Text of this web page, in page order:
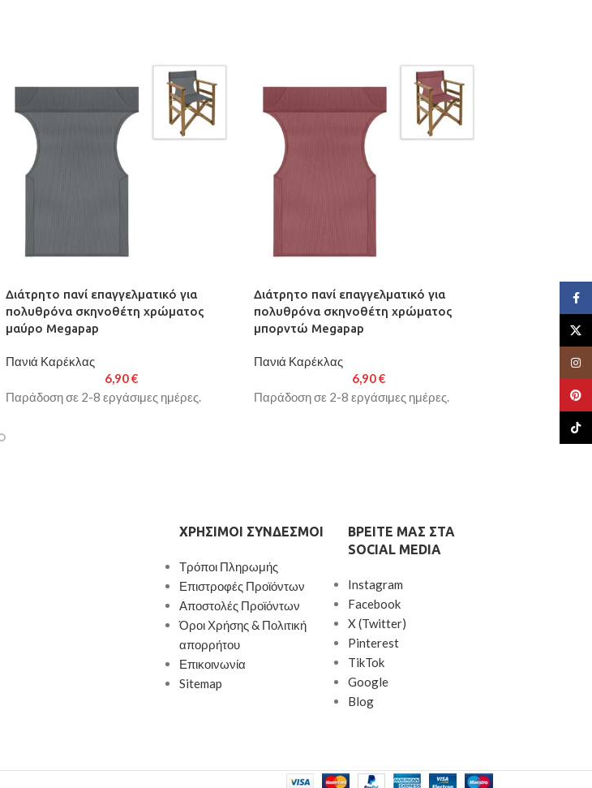
Διάτρητο πανί επαγγελματικό για
πολυθρόνα σκηνοθέτη χρώματος
μαύρο Megapap
Πανιά Καρέκλας
6,90€
Παράδοση σε 2-8 εργάσιμες ημέρες.
Διάτρητο πανί επαγγελματικό για
πολυθρόνα σκηνοθέτη χρώματος
μπορντώ Megapap
Πανιά Καρέκλας
6,90€
Παράδοση σε 2-8 εργάσιμες ημέρες.
Διάτρητο πανί
πολυθρόνα
πορτοκαλί
Πανιά Καρέκλας
Παράδοση σε 2-
ΧΡΉΣΙΜΟΙ ΣΎΝΔΕΣΜΟΙ
Τρόποι Πληρωμής
Επιστροφές Προϊόντων
Αποστολές Προϊόντων
Όροι Χρήσης & Πολιτική
απορρήτου
Επικοινωνία
Sitemap
ΒΡΕΊΤΕ ΜΑΣ ΣΤΑ
SOCIAL MEDIA
Instagram
Facebook
X (Twitter)
Pinterest
TikTok
Google
Blog